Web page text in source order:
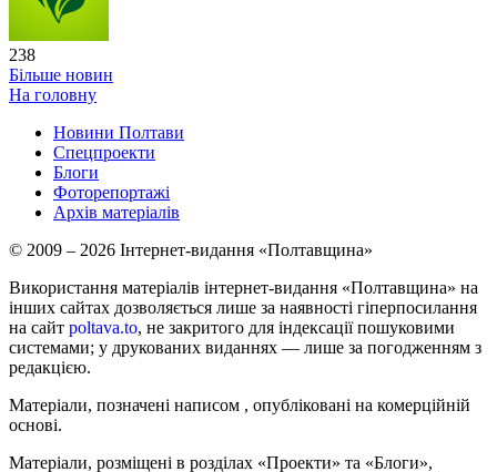
238
Більше новин
На головну
Новини Полтави
Спецпроекти
Блоги
Фоторепортажі
Архів матеріалів
© 2009 – 2026 Інтернет-видання «Полтавщина»
Використання матеріалів інтернет-видання «Полтавщина» на
інших сайтах дозволяється лише за наявності гіперпосилання
на сайт poltava.to, не закритого для індексації пошуковими
системами; у друкованих виданнях — лише за погодженням з
редакцією.
Матеріали, позначені написом , опубліковані на комерційній
основі.
Матеріали, розміщені в розділах «Проекти» та «Блоги»,